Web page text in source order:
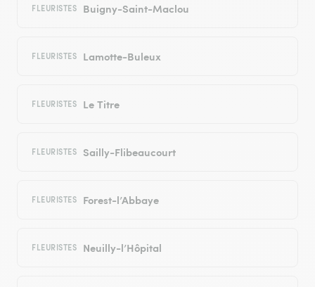
FLEURISTES Buigny-Saint-Maclou
FLEURISTES Lamotte-Buleux
FLEURISTES Le Titre
FLEURISTES Sailly-Flibeaucourt
FLEURISTES Forest-l’Abbaye
FLEURISTES Neuilly-l’Hôpital